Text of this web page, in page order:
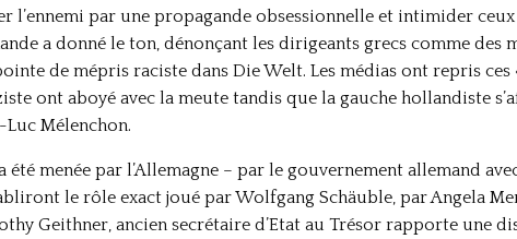
l’ennemi par une propagande obsessionnelle et intimider
a donné le ton, dénonçant les dirigeants grecs comme des
de mépris raciste dans Die Welt. Les médias ont repris ces
ont aboyé avec la meute tandis que la gauche hollandiste
Luc Mélenchon.
menée par l’Allemagne – par le gouvernement allemand
le rôle exact joué par Wolfgang Schäuble, par Angela
Geithner, ancien secrétaire d’Etat au Trésor rapporte une